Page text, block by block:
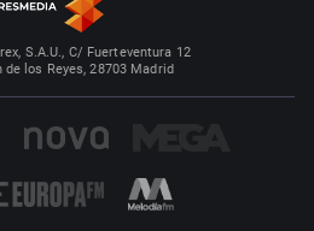
S.A.U., C/ Fuerteventura 12
de los Reyes, 28703 Madrid